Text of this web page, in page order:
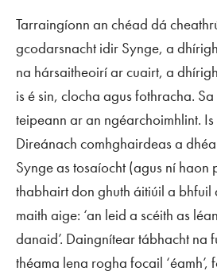
Tarraingíonn an chéad dá
gcodarsnacht idir Synge, a
na hársaitheoirí ar cuairt, a
is é sin, clocha agus fothracha.
teipeann ar an ngéarchoimhlint.
Direánach comhghairdeas a
Synge as tosaíocht (agus ní haon
thabhairt don ghuth áitiúil a
maith aige: ‘an leid a scéith as
danaid’. Daingnítear tábhacht na
théama lena rogha focail